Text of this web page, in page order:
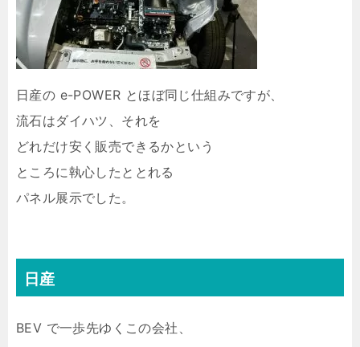
日産の e-POWER とほぼ同じ仕組みですが、
流石はダイハツ、それを
どれだけ安く販売できるかという
ところに執心したととれる
パネル展示でした。
日産
BEV で一歩先ゆくこの会社、